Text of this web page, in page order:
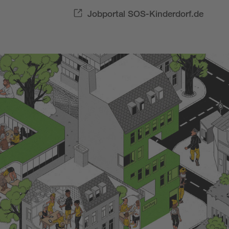
Jobportal SOS-Kinderdorf.de